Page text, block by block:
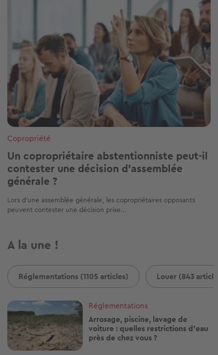
Copropriété
Un copropriétaire abstentionniste peut-il
contester une décision d’assemblée
générale ?
Lors d’une assemblée générale, les copropriétaires opposants
peuvent contester une décision prise...
A la une !
Réglementations (1105 articles) Louer (843
Image
Réglementations
Arrosage, piscine, lavage de
voiture : quelles restrictions d'eau
près de chez vous ?